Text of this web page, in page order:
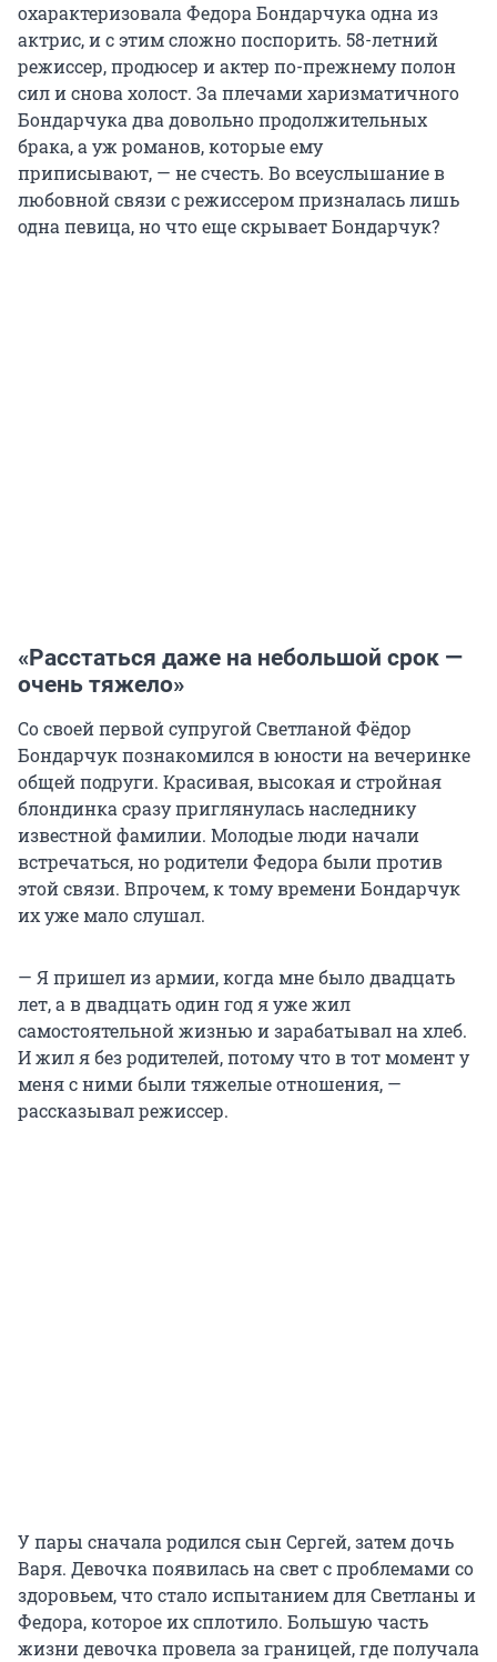
охарактеризовала Федора Бондарчука одна из
актрис, и с этим сложно поспорить. 58-летний
режиссер, продюсер и актер по-прежнему полон
сил и снова холост. За плечами харизматичного
Бондарчука два довольно продолжительных
брака, а уж романов, которые ему
приписывают, — не счесть. Во всеуслышание в
любовной связи с режиссером призналась лишь
одна певица, но что еще скрывает Бондарчук?
«Расстаться даже на небольшой срок —
очень тяжело»
Со своей первой супругой Светланой Фёдор
Бондарчук познакомился в юности на вечеринке
общей подруги. Красивая, высокая и стройная
блондинка сразу приглянулась наследнику
известной фамилии. Молодые люди начали
встречаться, но родители Федора были против
этой связи. Впрочем, к тому времени Бондарчук
их уже мало слушал.
— Я пришел из армии, когда мне было двадцать
лет, а в двадцать один год я уже жил
самостоятельной жизнью и зарабатывал на хлеб.
И жил я без родителей, потому что в тот момент у
меня с ними были тяжелые отношения, —
рассказывал режиссер.
У пары сначала родился сын Сергей, затем дочь
Варя. Девочка появилась на свет с проблемами со
здоровьем, что стало испытанием для Светланы и
Федора, которое их сплотило. Большую часть
жизни девочка провела за границей, где получала